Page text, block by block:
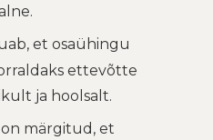
et osaühingu
ettevõtte
ja hoolsalt.
märgitud, et